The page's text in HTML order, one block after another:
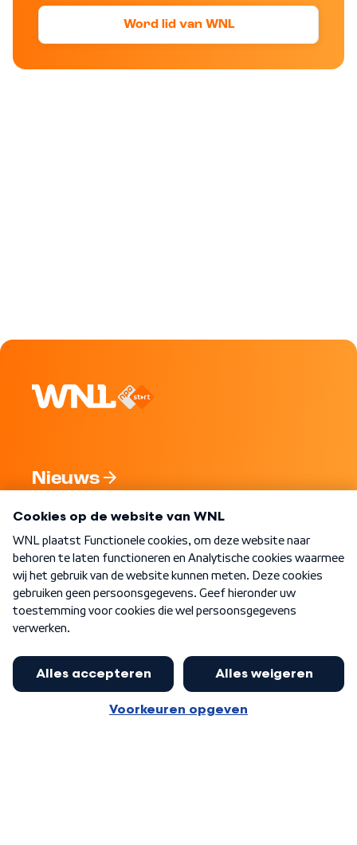
Word lid van WNL
Nieuws
Nieuwsbrief
Word Lid